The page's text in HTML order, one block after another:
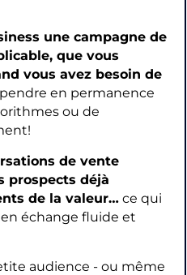
une campagne de
que vous
vous avez besoin de
en permanence
ou de
de vente
prospects déjà
de la valeur… ce qui
échange fluide et
audience - ou même